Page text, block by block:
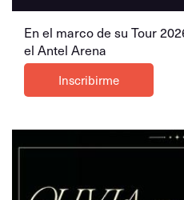
En el marco de su Tour
el Antel Arena
Inscribirme